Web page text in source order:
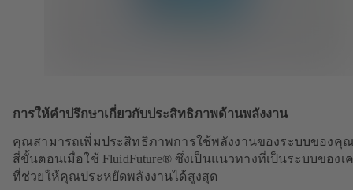
การให้คำปรึกษาเกี่ยวกับประสิทธิภาพด้านพลังงาน
คุณสามารถเพิ่มประสิทธิภาพการใช้พลังงานของระบบของคุ
สี่ขั้นตอนเมื่อใช้ FluidFuture® ซึ่งเป็นแนวทางที่เป็นระบบของเ
ที่ช่วยให้คุณประหยัดพลังงานได้สูงสุด